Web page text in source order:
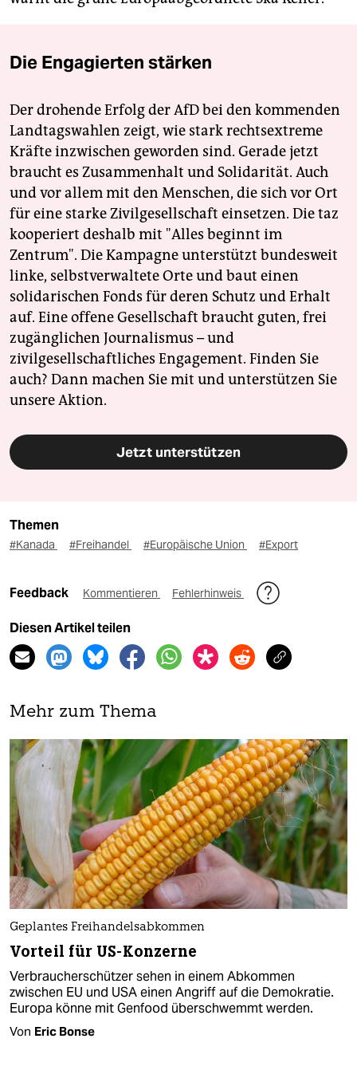
Die Engagierten stärken
Der drohende Erfolg der AfD bei den kommenden
Landtagswahlen zeigt, wie stark rechtsextreme
Kräfte inzwischen geworden sind. Gerade jetzt
braucht es Zusammenhalt und Solidarität. Auch
und vor allem mit den Menschen, die sich vor Ort
für eine starke Zivilgesellschaft einsetzen. Die taz
kooperiert deshalb mit "Alles beginnt im
Zentrum". Die Kampagne unterstützt bundesweit
linke, selbstverwaltete Orte und baut einen
solidarischen Fonds für deren Schutz und Erhalt
auf. Eine offene Gesellschaft braucht guten, frei
zugänglichen Journalismus – und
zivilgesellschaftliches Engagement. Finden Sie
auch? Dann machen Sie mit und unterstützen Sie
unsere Aktion.
Jetzt unterstützen
Themen
#Kanada #Freihandel #Europäische Union #Export
Feedback Kommentieren Fehlerhinweis
Diesen Artikel teilen
Mehr zum Thema
Geplantes Freihandelsabkommen
Vorteil für US-Konzerne
Verbraucherschützer sehen in einem Abkommen
zwischen EU und USA einen Angriff auf die Demokratie.
Europa könne mit Genfood überschwemmt werden.
Von Eric Bonse